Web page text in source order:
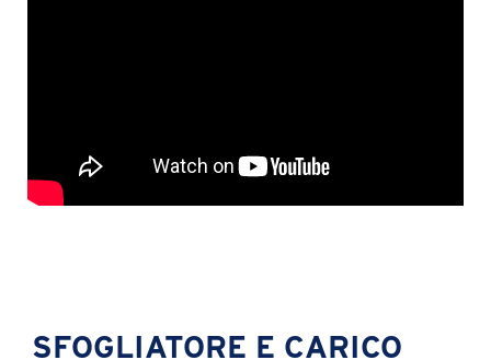
SFOGLIATORE E CARICO